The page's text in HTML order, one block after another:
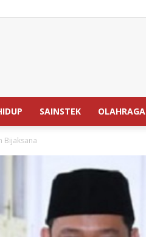
SAINSTEK OLAHRAGA
Bijaksana